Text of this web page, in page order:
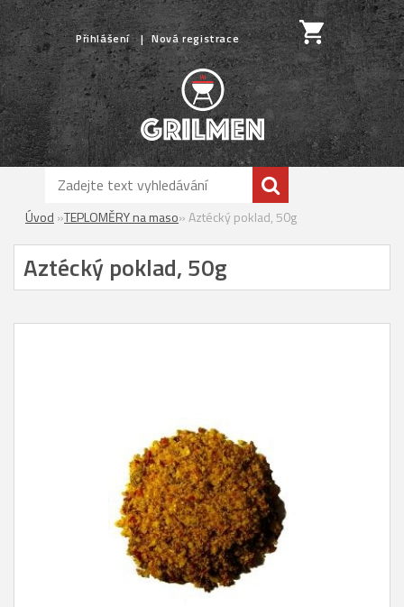
Přihlášení Nová registrace
Úvod »TEPLOMĚRY na maso»Aztécký poklad, 50g
Aztécký poklad, 50g